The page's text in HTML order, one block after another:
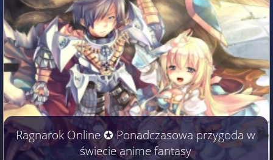
Ragnarok Online ✪ Ponadczasowa przygoda w
świecie anime fantasy